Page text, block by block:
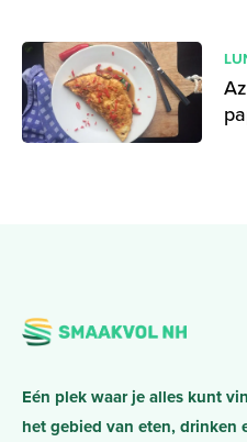
Eén plek waar je alles kunt
het gebied van eten, drinken